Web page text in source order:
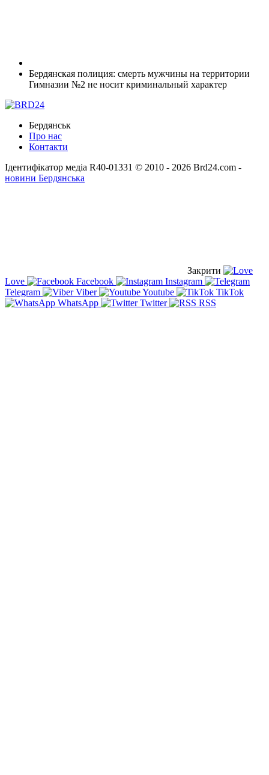
Бердянская полиция: смерть мужчины на территории
Гимназии №2 не носит криминальный характер
Бердянськ
Про нас
Контакти
Ідентифікатор медіа R40-01331 © 2010 - 2026 Brd24.com -
новини Бердянська
Закрити
Love
Facebook
Instagram
Telegram
Viber Youtube
TikTok
WhatsApp
Twitter RSS